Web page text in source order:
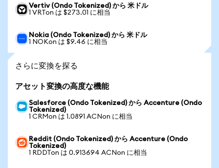
Vertiv (Ondo Tokenized) から 米ドル
1 VRTon は $273.01 に相当
Nokia (Ondo Tokenized) から 米ドル
1 NOKon は $9.46 に相当
さらに変換を探る
アセット変換の高度な機能
Salesforce (Ondo Tokenized) から Accenture (Ondo
Tokenized)
1 CRMon は 1.0891 ACNon に相当
Reddit (Ondo Tokenized) から Accenture (Ondo
Tokenized)
1 RDDTon は 0.913694 ACNon に相当